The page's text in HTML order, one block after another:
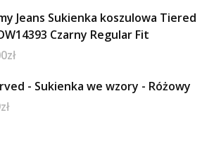
Jeans Sukienka koszulowa Tiered
Czarny Regular Fit
zł
- Sukienka we wzory - Różowy
zł